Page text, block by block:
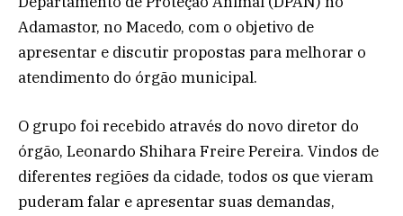
Adamastor, no Macedo, com o objetivo de
apresentar e discutir propostas para melhorar o
atendimento do órgão municipal.
O grupo foi recebido através do novo diretor do
órgão, Leonardo Shihara Freire Pereira. Vindos de
diferentes regiões da cidade, todos os que vieram
puderam falar e apresentar suas demandas,